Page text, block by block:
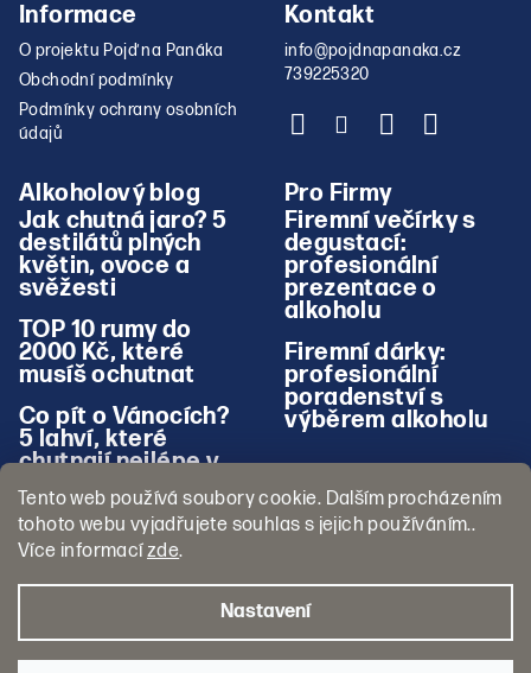
Tento web používá soubory cookie. Dalším procházením
tohoto webu vyjadřujete souhlas s jejich používáním..
Více informacízde.
Nastavení
Informace
O projektu Pojď na Panáka
Obchodní podmínky
Podmínky ochrany osobních
údajů
Kontakt
info@pojdnapanaka.cz
739225320
Alkoholový blog
Jak chutná jaro? 5
destilátů plných
květin, ovoce a
svěžesti
TOP 10 rumy do
2000 Kč, které
musíš ochutnat
Co pít o Vánocích?
5 lahví, které
chutnají nejlépe v
zimě
Pro Firmy
Firemní večírky s
degustací:
profesionální
prezentace o
alkoholu
Firemní dárky:
profesionální
poradenství s
výběrem alkoholu